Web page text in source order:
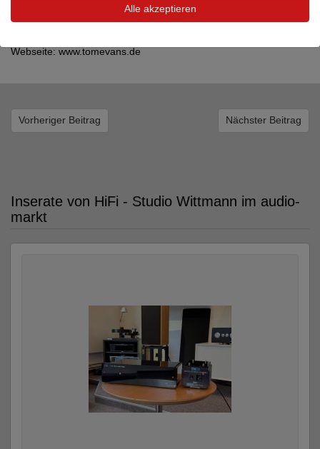
Weitere Informationen zu allen Modellen sowie Testberichte
Webseite: www.tomevans.de
Vorheriger Beitrag Nächster Beitrag
Inserate von HiFi - Studio Wittmann im audio-
markt
Alle akzeptieren